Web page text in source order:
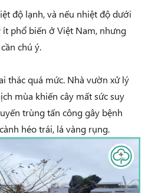
độ lạnh, và nếu nhiệt độ dưới
ít phổ biến ở Việt Nam, nhưng
chú ý.
thác quá mức. Nhà vườn xử lý
mùa khiến cây mất sức suy
trùng tấn công gây bệnh
héo trái, lá vàng rụng.